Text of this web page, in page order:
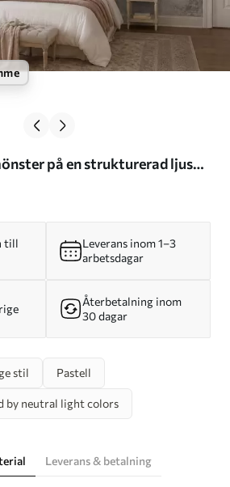
till
Leverans inom 1–3
arbetsdagar
Återbetalning inom
30 dagar
stil Pastell
by neutral light colors
Leverans & betalning